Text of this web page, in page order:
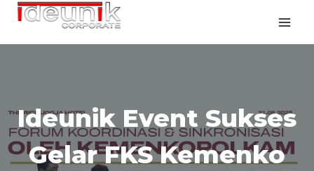
Ideunik Event Sukses
Gelar FKS Kemenko